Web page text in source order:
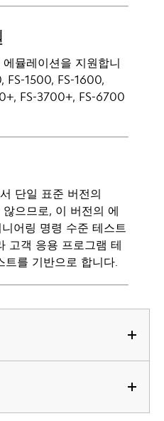
뮬레이션을 지원합니
FS-1500, FS-1600,
FS-3700+, FS-6700
단일 표준 버전의
않으므로, 이 버전의 에
어링 명령 수준 테스트
고객 응용 프로그램 테
트를 기반으로 합니다.